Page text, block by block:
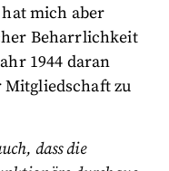
mich aber
Beharrlichkeit
1944 daran
zu
dass die